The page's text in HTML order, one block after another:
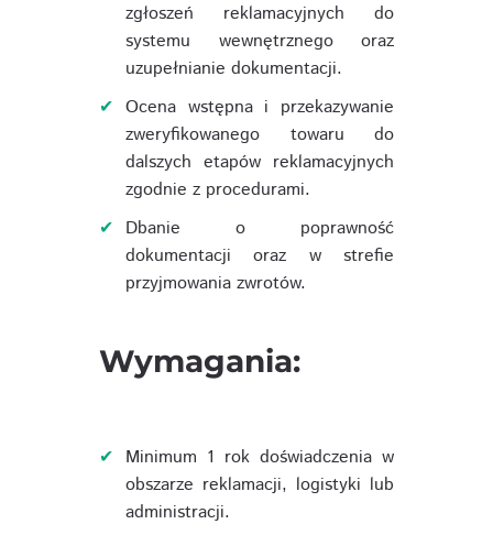
zgłoszeń reklamacyjnych do
systemu wewnętrznego oraz
uzupełnianie dokumentacji.
Ocena wstępna i przekazywanie
zweryfikowanego towaru do
dalszych etapów reklamacyjnych
zgodnie z procedurami.
Dbanie o poprawność
dokumentacji oraz w strefie
przyjmowania zwrotów.
Wymagania:
Minimum 1 rok doświadczenia w
obszarze reklamacji, logistyki lub
administracji.